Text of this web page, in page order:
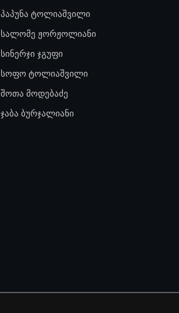
პაპუნა ტოლიაშვილი
სალომე ჟორჟოლიანი
სინერჯი ჯგუფი
სოფო ტოლიაშვილი
შოთა მოდებაძე
ჯაბა ბურჯალიანი